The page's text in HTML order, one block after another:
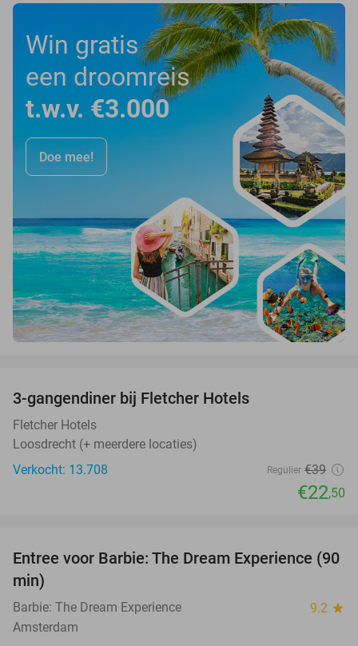
Win gratis
een droomreis
t.w.v. €3.000
Doe mee!
3-gangendiner bij Fletcher Hotels
Fletcher Hotels
Loosdrecht (+ meerdere locaties)
Verkocht: 13.708
Regulier €39
€22,50
30%
Entree voor Barbie: The Dream Experience (90
min)
Barbie: The Dream Experience 9.2 star
Amsterdam